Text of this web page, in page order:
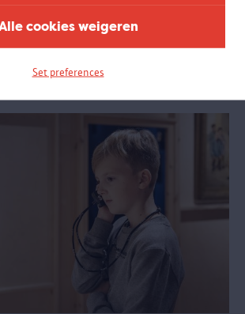
cookies weigeren
Set preferences
rondleiding filosofeert de gids samen met
begrip 'thuis'. De kinderen vertellen daarna